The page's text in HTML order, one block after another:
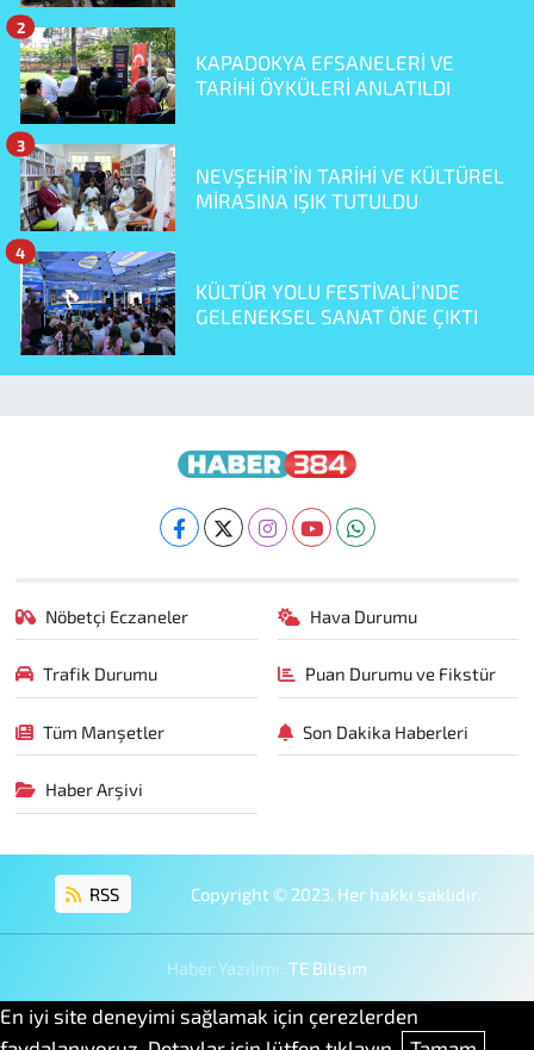
KAPADOKYA EFSANELERİ VE
TARİHİ ÖYKÜLERİ ANLATILDI
2
NEVŞEHİR’İN TARİHİ VE KÜLTÜREL
MİRASINA IŞIK TUTULDU
3
KÜLTÜR YOLU FESTİVALİ’NDE
GELENEKSEL SANAT ÖNE ÇIKTI
4
Nöbetçi Eczaneler Hava Durumu
Trafik Durumu Puan Durumu ve Fikstür
Tüm Manşetler Son Dakika Haberleri
Haber Arşivi
RSS Copyright © 2023. Her hakkı saklıdır.
Haber Yazılımı: TE Bilişim
En iyi site deneyimi sağlamak için çerezlerden